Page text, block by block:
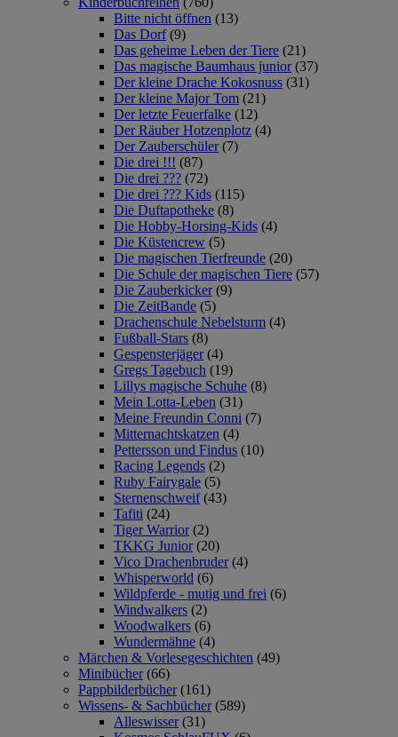
Bitte nicht öffnen (13)
Das Dorf (9)
Das geheime Leben der Tiere (21)
Das magische Baumhaus junior (37)
Der kleine Drache Kokosnuss (31)
Der kleine Major Tom (21)
Der letzte Feuerfalke (12)
Der Räuber Hotzenplotz (4)
Der Zauberschüler (7)
Die drei !!! (87)
Die drei ??? (72)
Die drei ??? Kids (115)
Die Duftapotheke (8)
Die Hobby-Horsing-Kids (4)
Die Küstencrew (5)
Die magischen Tierfreunde (20)
Die Schule der magischen Tiere (57)
Die Zauberkicker (9)
Die ZeitBande (5)
Drachenschule Nebelsturm (4)
Fußball-Stars (8)
Gespensterjäger (4)
Gregs Tagebuch (19)
Lillys magische Schuhe (8)
Mein Lotta-Leben (31)
Meine Freundin Conni (7)
Mitternachtskatzen (4)
Pettersson und Findus (10)
Racing Legends (2)
Ruby Fairygale (5)
Sternenschweif (43)
Tafiti (24)
Tiger Warrior (2)
TKKG Junior (20)
Vico Drachenbruder (4)
Whisperworld (6)
Wildpferde - mutig und frei (6)
Windwalkers (2)
Woodwalkers (6)
Wundermähne (4)
Märchen & Vorlesegeschichten (49)
Minibücher (66)
Pappbilderbücher (161)
Wissens- & Sachbücher (589)
Alleswisser (31)